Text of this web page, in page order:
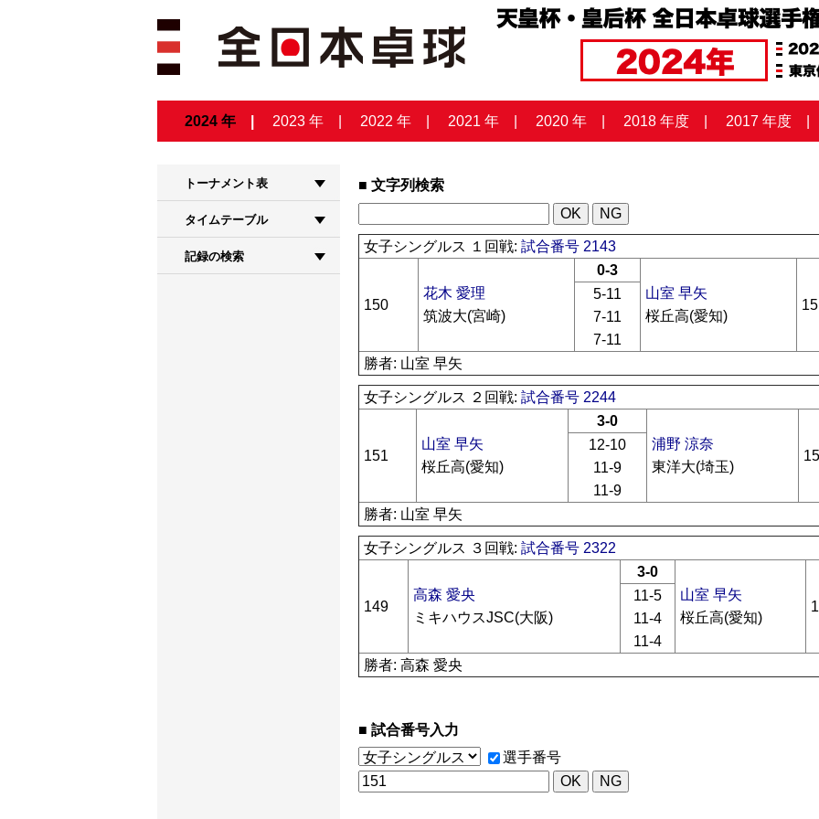
2024 年 2023 年 2022 年 2021 年 2020 年 2018 年度 2017 年度
トーナメント表
タイムテーブル
記録の検索
文字列検索
女子シングルス １回戦:試合番号 2143
150
花木 愛理
筑波大(宮崎)
0-3
山室 早矢
桜丘高(愛知)
5-11
7-11
7-11
勝者: 山室 早矢
女子シングルス ２回戦:試合番号 2244
151
山室 早矢
桜丘高(愛知)
3-0
浦野 涼奈
東洋大(埼玉)
12-10
11-9
11-9
勝者: 山室 早矢
女子シングルス ３回戦:試合番号 2322
149
高森 愛央
ミキハウスJSC(大阪)
3-0
山室 早矢
桜丘高(愛知)
11-5
11-4
11-4
勝者: 高森 愛央
試合番号入力
選手番号